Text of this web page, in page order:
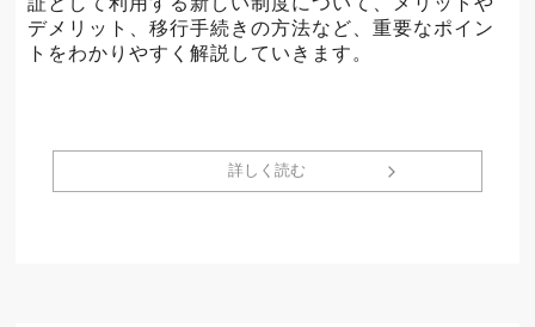
デメリット、移行手続きの方法など、重要なポイン
トをわかりやすく解説していきます。
詳しく読む